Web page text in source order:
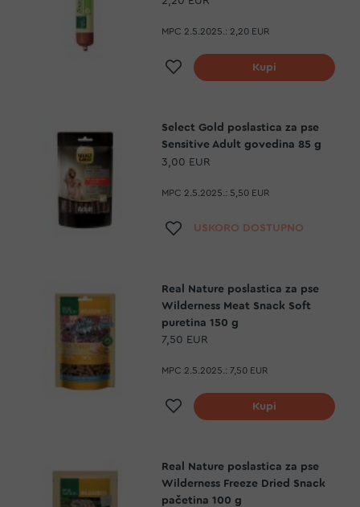
MPC 2.5.2025.: 2,20 EUR
Dodaj na listu želja
Kupi
Select Gold poslastica za pse
Sensitive Adult govedina 85 g
3,00 EUR
MPC 2.5.2025.: 5,50 EUR
Dodaj na listu želja
USKORO DOSTUPNO
Real Nature poslastica za pse
Wilderness Meat Snack Soft
puretina 150 g
7,50 EUR
MPC 2.5.2025.: 7,50 EUR
Dodaj na listu želja
Kupi
Real Nature poslastica za pse
Wilderness Freeze Dried Snack
pačetina 100 g